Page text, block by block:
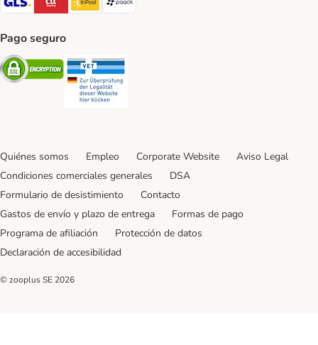
Pago seguro
Security
Quiénes somos Empleo Corporate Website
Aviso Legal
Condiciones comerciales generales
DSA
Formulario de desistimiento
Contacto
Gastos de envío y plazo de entrega
Formas de pago
Programa de afiliación
Protección de datos
Declaración de accesibilidad
© zooplus SE 2026